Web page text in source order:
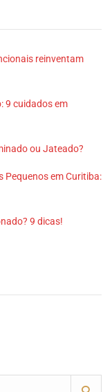
reinventam
9 cuidados em
ou Jateado?
Pequenos em Curitiba:
9 dicas!